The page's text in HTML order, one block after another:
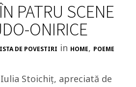
PATRU SCENE
ONIRICE
DE POVESTIRI in HOME, POEME
Stoichiț, apreciată de